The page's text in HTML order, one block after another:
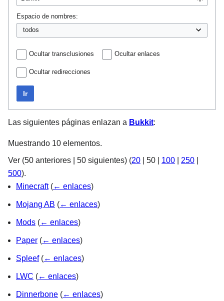
Espacio de nombres:
Ocultar transclusiones Ocultar enlaces
Ocultar redirecciones
Ir
Las siguientes páginas enlazan a Bukkit:
Muestrando 10 elementos.
Ver (50 anteriores 50 siguientes) (20 50 100 250
500).
Minecraft (← enlaces)
Mojang AB (← enlaces)
Mods (← enlaces)
Paper (← enlaces)
Spleef (← enlaces)
LWC (← enlaces)
Dinnerbone (← enlaces)